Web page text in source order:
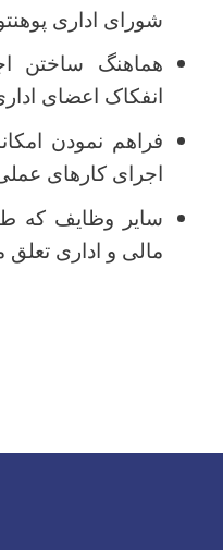
شورای اداری
هماهنگ ساختن
انفکاک اعضای
فراهم نمودن
اجرای کارهای
سایر وظایف که
مالی و اداری تعلق